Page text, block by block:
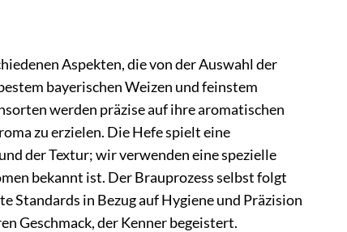
Aspekten, die von der Auswahl der
bayerischen Weizen und feinstem
werden präzise auf ihre aromatischen
zu erzielen. Die Hefe spielt eine
der Textur; wir verwenden eine spezielle
bekannt ist. Der Brauprozess selbst folgt
in Bezug auf Hygiene und Präzision
Geschmack, der Kenner begeistert.